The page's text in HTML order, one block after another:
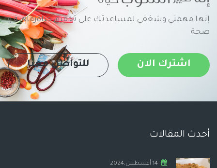
إنها مهمتي وشغفي لمساعدتك على تحقيق حياةرفاهية و
صحة
اشترك الان للتواصل معنا
أحدث المقالات
14 أغسطس,2024